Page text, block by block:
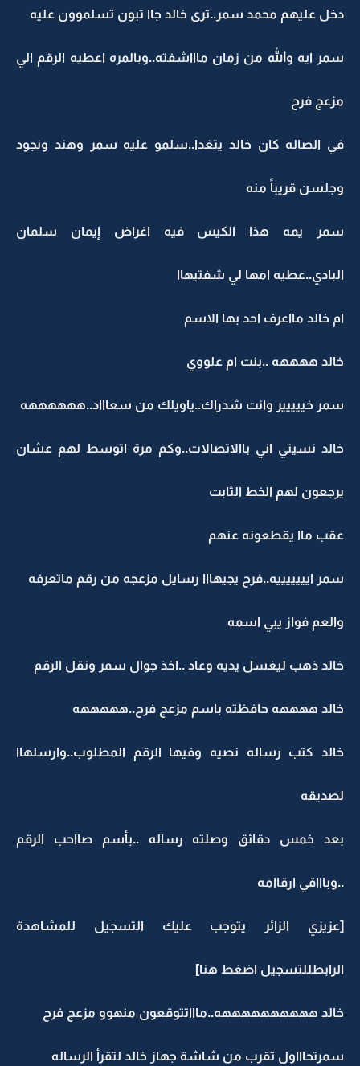
دخل عليهم محمد سمر..ترى خالد جاا تبون تسلموون عليه
سمر ايه والله من زمان ماااشفته..وبالمره اعطيه الرقم الي
مزعج فرح
في الصاله كان خالد يتغدا..سلمو عليه سمر وهند ونجود
وجلسن قريباً منه
سمر يمه هذا الكيس فيه اغراض إيمان سلمان
البادي..عطيه امها لي شفتيهاا
ام خالد مااعرف احد بها الاسم
خالد ههههه ..بنت ام علووي
سمر خييييير وانت شدراك..ياويلك من سعاااد..ههههههه
خالد نسيتي اني باالاتصالات..وكم مرة اتوسط لهم عشان
يرجعون لهم الخط الثابت
عقب ماا يقطعونه عنهم
سمر ايييييييه..فرح يجيهااا رسايل مزعجه من رقم ماتعرفه
والعم فواز يبي اسمه
خالد ذهب ليغسل يديه وعاد ..اخذ جوال سمر ونقل الرقم
خالد ههههه حافظته باسم مزعج فرح..هههههه
خالد كتب رساله نصيه وفيها الرقم المطلوب..وارسلهاا
لصديقه
بعد خمس دقائق وصلته رساله ..بأسم صااحب الرقم
..وباااقي ارقاامه
[عزيزي الزائر يتوجب عليك التسجيل للمشاهدة
الرابطللتسجيل اضغط هنا]
خالد ههههههههههه..ماااتتوقعون منهوو مزعج فرح
سمرتحاااول تقرب من شاشة جهاز خالد لتقرأ الرساله